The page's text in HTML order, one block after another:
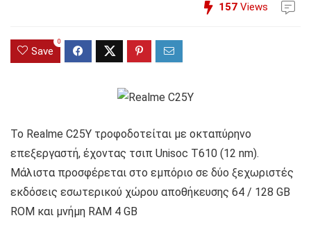
157 Views
Save
0
Το Realme C25Y τροφοδοτείται με οκταπύρηνο
επεξεργαστή, έχοντας τσιπ Unisoc T610 (12 nm).
Μάλιστα προσφέρεται στο εμπόριο σε δύο ξεχωριστές
εκδόσεις εσωτερικού χώρου αποθήκευσης 64 / 128 GB
ROM και μνήμη RAM 4 GB